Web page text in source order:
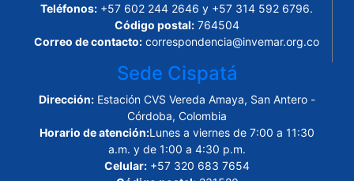
Teléfonos: +57 602 244 2646 y +57 314 592 6796.
Código postal:764504
Correo de contacto: correspondencia@invemar.org.co
Sede Cispatá
Dirección: Estación CVS Vereda Amaya, San Antero -
Córdoba, Colombia
Horario de atención:Lunes a viernes de 7:00 a 11:30
a.m. y de 1:00 a 4:30 p.m.
Celular: +57 320 683 7654